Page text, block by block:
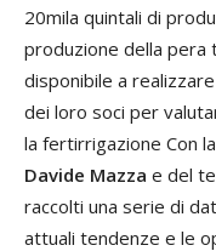
20mila quintali di
produzione della pera
disponibile a
dei loro soci per
la fertirrigazione Con
Davide Mazza e del
raccolti una serie di
attuali tendenze e le